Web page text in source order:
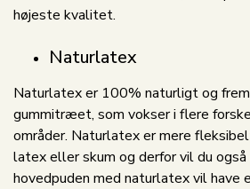
højeste kvalitet.
Naturlatex
Naturlatex er 100% naturligt og
gummitræet, som vokser i flere
områder. Naturlatex er mere
latex eller skum og derfor vil du
hovedpuden med naturlatex vil have